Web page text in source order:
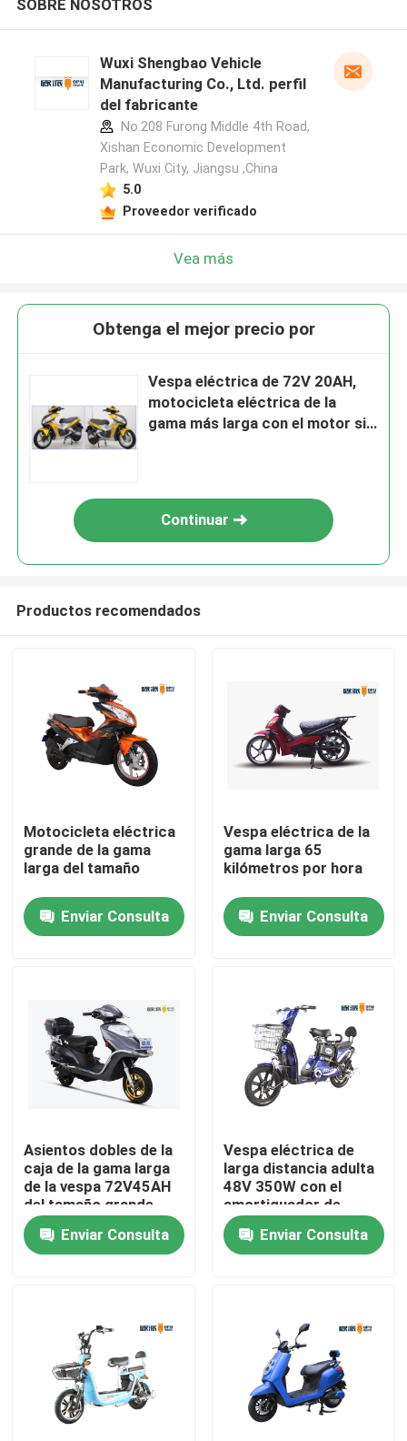
Inicio
Contactos
Productos
Vespa eléctrica del ciclomotor
Vespa del motor eléctrico
Vespa eléctrica de la movilidad
Vespa eléctrica del pedal
SOBRE NOSOTROS
Wuxi Shengbao Vehicle
Manufacturing Co., Ltd. perfil
del fabricante
No.208 Furong Middle 4th Road,
Xishan Economic Development
Park, Wuxi City, Jiangsu ,China
5.0
Proveedor verificado
Vea más
Obtenga el mejor precio por
Vespa eléctrica de 72V 20AH,
motocicleta eléctrica de la
gama más larga con el motor sin
Continuar
Productos recomendados
Motocicleta eléctrica
grande de la gama
larga del tamaño
Enviar Consulta
Vespa eléctrica de la
gama larga 65
kilómetros por hora
Enviar Consulta
Asientos dobles de la
caja de la gama larga
de la vespa 72V45AH
del tamaño grande
eléctrico posterior
grande de la batería
de plomo el 100km
Enviar Consulta
Vespa eléctrica de
larga distancia adulta
48V 350W con el
amortiguador de
choque
Enviar Consulta